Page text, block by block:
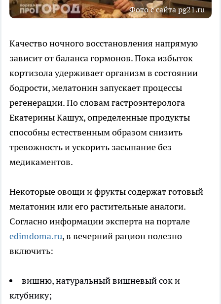
Фото с сайта pg21.ru
Качество ночного восстановления напрямую
зависит от баланса гормонов. Пока избыток
кортизола удерживает организм в состоянии
бодрости, мелатонин запускает процессы
регенерации. По словам гастроэнтеролога
Екатерины Кашух, определенные продукты
способны естественным образом снизить
тревожность и ускорить засыпание без
медикаментов.
Некоторые овощи и фрукты содержат готовый
мелатонин или его растительные аналоги.
Согласно информации эксперта на портале
edimdoma.ru, в вечерний рацион полезно
включить:
вишню, натуральный вишневый сок и
клубнику;